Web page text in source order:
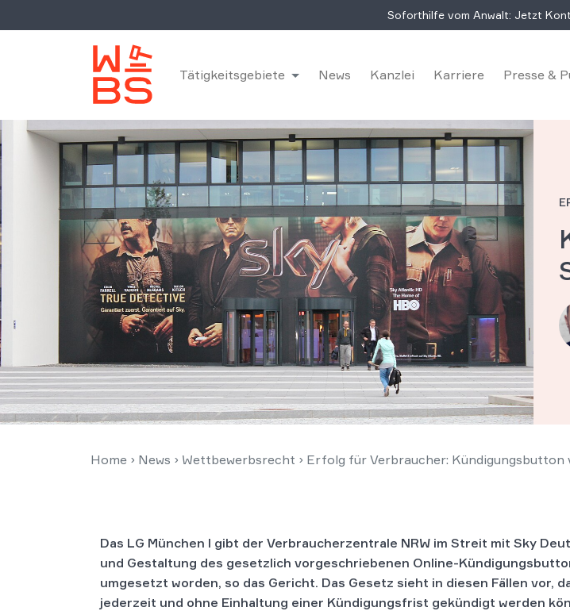
Soforthilfe vom Anwalt: Jetzt
Tätigkeitsgebiete News Kanzlei Karriere Presse &
Home › News › Wettbewerbsrecht › Erfolg für Verbraucher: Kündigungsbutton
Das LG München I gibt der Verbraucherzentrale NRW im Streit mit Sky
und Gestaltung des gesetzlich vorgeschriebenen Online-
umgesetzt worden, so das Gericht. Das Gesetz sieht in diesen Fällen vor,
jederzeit und ohne Einhaltung einer Kündigungsfrist gekündigt werden